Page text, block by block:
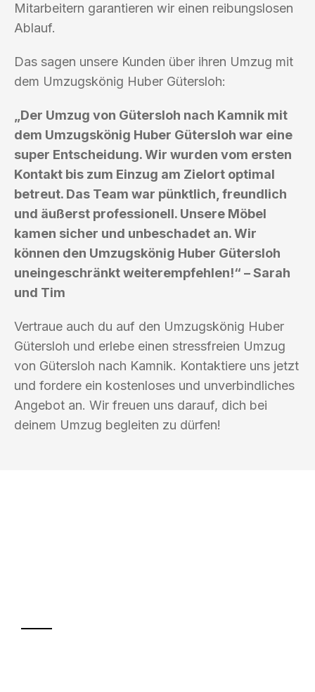
Mitarbeitern garantieren wir einen reibungslosen
Ablauf.
Das sagen unsere Kunden über ihren Umzug mit
dem Umzugskönig Huber Gütersloh:
„Der Umzug von Gütersloh nach Kamnik mit
dem Umzugskönig Huber Gütersloh war eine
super Entscheidung. Wir wurden vom ersten
Kontakt bis zum Einzug am Zielort optimal
betreut. Das Team war pünktlich, freundlich
und äußerst professionell. Unsere Möbel
kamen sicher und unbeschadet an. Wir
können den Umzugskönig Huber Gütersloh
uneingeschränkt weiterempfehlen!“ – Sarah
und Tim
Vertraue auch du auf den Umzugskönig Huber
Gütersloh und erlebe einen stressfreien Umzug
von Gütersloh nach Kamnik. Kontaktiere uns jetzt
und fordere ein kostenloses und unverbindliches
Angebot an. Wir freuen uns darauf, dich bei
deinem Umzug begleiten zu dürfen!